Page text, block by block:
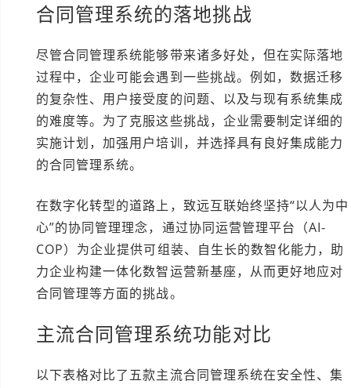
合同管理系统的落地挑战
尽管合同管理系统能够带来诸多好处，但在实际落地
过程中，企业可能会遇到一些挑战。例如，数据迁移
的复杂性、用户接受度的问题、以及与现有系统集成
的难度等。为了克服这些挑战，企业需要制定详细的
实施计划，加强用户培训，并选择具有良好集成能力
的合同管理系统。
在数字化转型的道路上，致远互联始终坚持“以人为中
心”的协同管理理念，通过协同运营管理平台（AI-
COP）为企业提供可组装、自生长的数智化能力，助
力企业构建一体化数智运营新基座，从而更好地应对
合同管理等方面的挑战。
主流合同管理系统功能对比
以下表格对比了五款主流合同管理系统在安全性、集